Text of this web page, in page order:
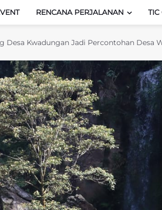
RENCANA PERJALANAN TIC
Kwadungan Jadi Percontohan Desa